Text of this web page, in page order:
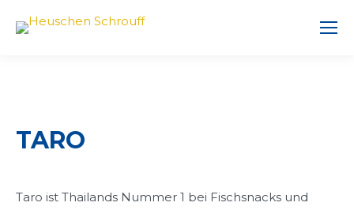
TARO
Taro ist Thailands Nummer 1 bei Fischsnacks und